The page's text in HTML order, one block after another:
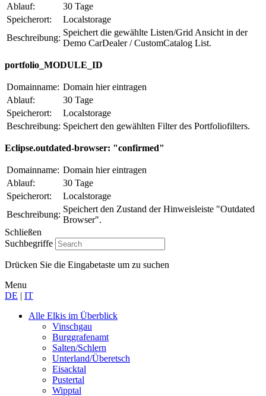
Ablauf:
30 Tage
Speicherort:
Localstorage
Beschreibung:
Speichert die gewählte Listen/Grid Ansicht in der
Demo CarDealer / CustomCatalog List.
portfolio_MODULE_ID
Domainname: Domain hier eintragen
Ablauf:
30 Tage
Speicherort:
Localstorage
Beschreibung: Speichert den gewählten Filter des Portfoliofilters.
Eclipse.outdated-browser: "confirmed"
Domainname: Domain hier eintragen
Ablauf:
30 Tage
Speicherort:
Localstorage
Beschreibung:
Speichert den Zustand der Hinweisleiste "Outdated
Browser".
Schließen
Suchbegriffe
Drücken Sie die Eingabetaste um zu suchen
Menu
DE | IT
Alle Elkis im Überblick
Vinschgau
Burggrafenamt
Salten/Schlern
Unterland/Überetsch
Eisacktal
Pustertal
Wipptal